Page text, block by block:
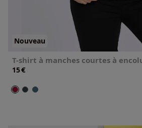
Nouveau
T-shirt à manches courtes à
15€